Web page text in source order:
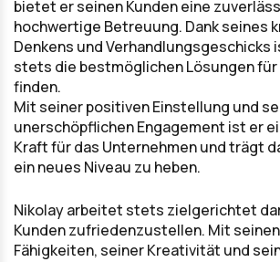
bietet er seinen Kunden eine
hochwertige Betreuung. Dank seines
Denkens und Verhandlungsgeschicks
stets die bestmöglichen Lösungen für
finden.
Mit seiner positiven Einstellung und
unerschöpflichen Engagement ist er
Kraft für das Unternehmen und trägt
ein neues Niveau zu heben.
Nikolay arbeitet stets zielgerichtet
Kunden zufriedenzustellen. Mit
Fähigkeiten, seiner Kreativität und